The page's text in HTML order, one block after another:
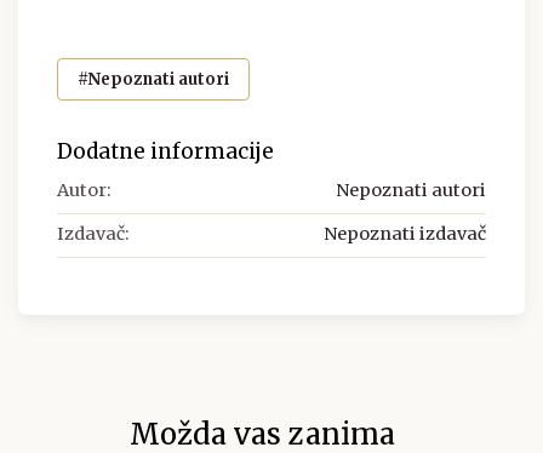
#Nepoznati autori
Dodatne informacije
Autor: Nepoznati autori
Izdavač: Nepoznati izdavač
Možda vas zanima